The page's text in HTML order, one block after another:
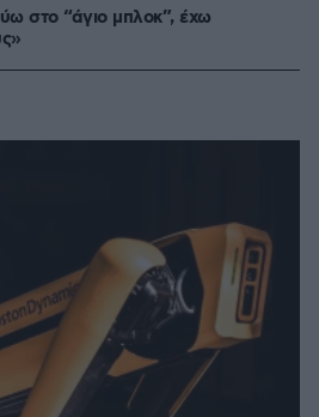
στο “άγιο μπλοκ”, έχω